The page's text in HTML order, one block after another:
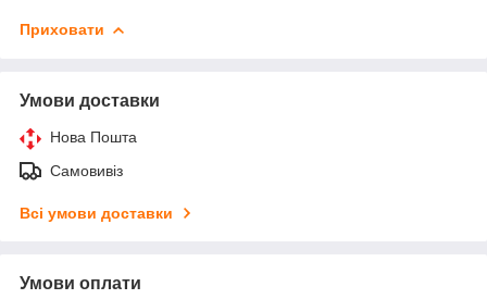
Приховати
Умови доставки
Нова Пошта
Самовивіз
Всі умови доставки
Умови оплати